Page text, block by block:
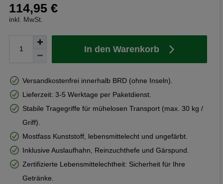
114,95 €
inkl. MwSt.
In den Warenkorb
Versandkostenfrei innerhalb BRD (ohne Inseln).
Lieferzeit: 3-5 Werktage per Paketdienst.
Stabile Tragegriffe für mühelosen Transport (max. 30 kg /
Griff).
Mostfass Kunststoff, lebensmittelecht und ungefärbt.
Inklusive Auslaufhahn, Reinzuchthefe und Gärspund.
Zertifizierte Lebensmittelechtheit: Sicherheit für Ihre
Getränke.